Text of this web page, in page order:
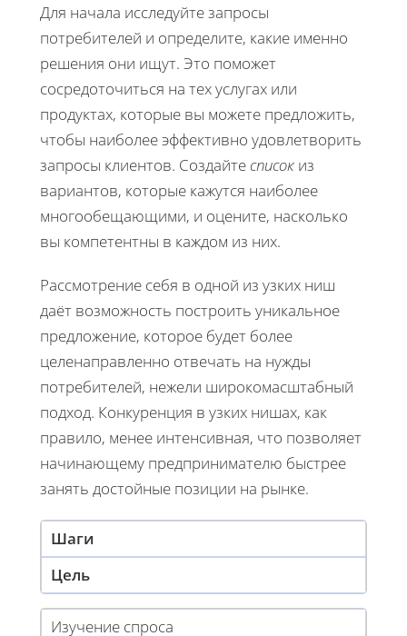
Для начала исследуйте запросы
потребителей и определите, какие именно
решения они ищут. Это поможет
сосредоточиться на тех услугах или
продуктах, которые вы можете предложить,
чтобы наиболее эффективно удовлетворить
запросы клиентов. Создайтесписок из
вариантов, которые кажутся наиболее
многообещающими, и оцените, насколько
вы компетентны в каждом из них.
Рассмотрение себя в одной из узких ниш
даёт возможность построить уникальное
предложение, которое будет более
целенаправленно отвечать на нужды
потребителей, нежели широкомасштабный
подход. Конкуренция в узких нишах, как
правило, менее интенсивная, что позволяет
начинающему предпринимателю быстрее
занять достойные позиции на рынке.
Шаги
Цель
Изучение спроса